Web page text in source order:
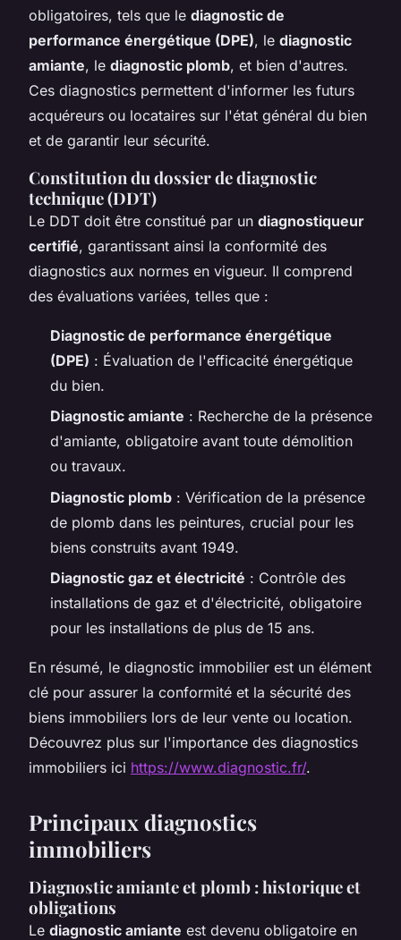
obligatoires, tels que le diagnostic de
performance énergétique (DPE), le diagnostic
amiante, le diagnostic plomb, et bien d'autres.
Ces diagnostics permettent d'informer les futurs
acquéreurs ou locataires sur l'état général du bien
et de garantir leur sécurité.
Constitution du dossier de diagnostic
technique (DDT)
Le DDT doit être constitué par un diagnostiqueur
certifié, garantissant ainsi la conformité des
diagnostics aux normes en vigueur. Il comprend
des évaluations variées, telles que :
Diagnostic de performance énergétique
(DPE) : Évaluation de l'efficacité énergétique
du bien.
Diagnostic amiante : Recherche de la présence
d'amiante, obligatoire avant toute démolition
ou travaux.
Diagnostic plomb : Vérification de la présence
de plomb dans les peintures, crucial pour les
biens construits avant 1949.
Diagnostic gaz et électricité : Contrôle des
installations de gaz et d'électricité, obligatoire
pour les installations de plus de 15 ans.
En résumé, le diagnostic immobilier est un élément
clé pour assurer la conformité et la sécurité des
biens immobiliers lors de leur vente ou location.
Découvrez plus sur l'importance des diagnostics
immobiliers ici https://www.diagnostic.fr/.
Principaux diagnostics
immobiliers
Diagnostic amiante et plomb : historique et
obligations
Le diagnostic amiante est devenu obligatoire en